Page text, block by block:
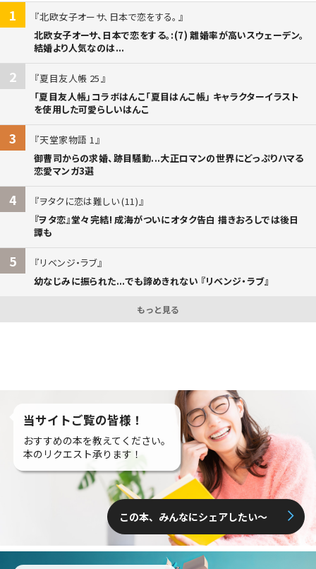
1
北欧女子オーサ、日本で恋をする。
北欧女子オーサ、日本で恋をする。:(7) 離婚率が高いスウェーデン。
結婚より人気なのは...
2
夏目友人帳 25
「夏目友人帳」コラボはんこ「夏目はんこ帳」 キャラクターイラスト
を使用した可愛らしいはんこ
3
天堂家物語 1
御曹司からの求婚、跡目騒動...大正ロマンの世界にどっぷりハマる
恋愛マンガ3選
4
ヲタクに恋は難しい (11)
『ヲタ恋』堂々完結! 成海がついにオタク告白 描きおろしでは後日
譚も
5
リベンジ・ラブ
幼なじみに振られた...でも諦めきれない 『リベンジ・ラブ』
もっと見る
当サイトご覧の皆様！
おすすめの本を教えてください。
本のリクエスト承ります！
この本、みんなにシェアしたい〜